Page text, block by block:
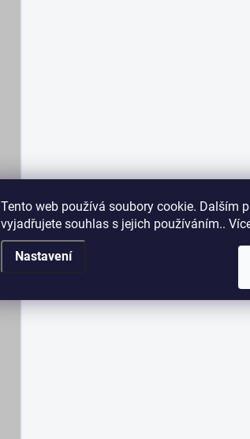
Tento web používá soubory cookie. Dalším
vyjadřujete souhlas s jejich používáním..
Nastavení